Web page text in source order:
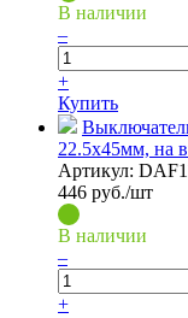
В наличии
–
+
Купить
22.5х45мм, на
Артикул:
446 руб./шт
В наличии
–
+